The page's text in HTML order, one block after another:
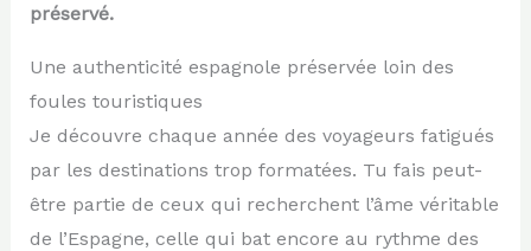
préservé.
Une authenticité espagnole préservée loin des
foules touristiques
Je découvre chaque année des voyageurs fatigués
par les destinations trop formatées. Tu fais peut-
être partie de ceux qui recherchent l’âme véritable
de l’Espagne, celle qui bat encore au rythme des